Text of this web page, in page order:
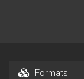
Formats